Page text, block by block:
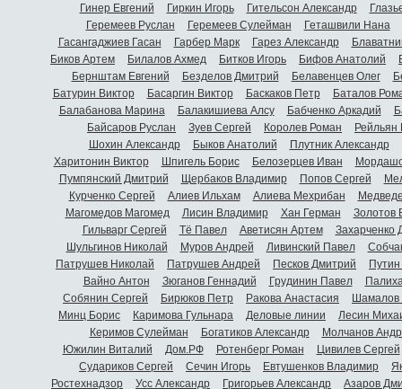
Гинер Евгений
Гиркин Игорь Гительсон Александр
Геремеев Руслан
Геремеев Сулейман
Геташвили Нана
Гасангаджиев Гасан
Гарбер Марк Гарез Александр
Биков Артем
Билалов Ахмед Битков Игорь Бифов Анатолий
Бернштам Евгений
Безделов Дмитрий Белавенцев Олег
Батурин Виктор
Басаргин Виктор Баскаков Петр
Баталов
Балабанова Марина
Балакишиева Алсу Бабченко Аркадий
Байсаров Руслан
Зуев Сергей Королев Роман
Шохин Александр
Быков Анатолий Плутник Александр
Харитонин Виктор
Шпигель Борис Белозерцев Иван
Пумпянский Дмитрий
Щербаков Владимир Попов Сергей
Курченко Сергей
Алиев Ильхам Алиева Мехрибан
Магомедов Магомед
Лисин Владимир Хан Герман
Золотов
Гильварг Сергей
Тё Павел Аветисян Артем
Захарченко
Шульгинов Николай
Муров Андрей Ливинский Павел
Патрушев Николай
Патрушев Андрей Песков Дмитрий
Вайно Антон
Зюганов Геннадий Грудинин Павел
Собянин Сергей
Бирюков Петр Ракова Анастасия
Шамалов
Минц Борис
Каримова Гульнара Деловые линии
Лесин
Керимов Сулейман
Богатиков Александр
Молчанов
Южилин Виталий
Дом.РФ Ротенберг Роман
Цивилев Сергей
Судариков Сергей
Сечин Игорь Евтушенков Владимир
Ростехнадзор
Усс Александр Григорьев Александр
Азаров